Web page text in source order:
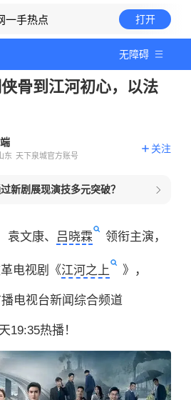
一手热点 打开
无障碍
骨到江河初心，以法
东 天下泉城官方账号
关注
新剧展现演技多元突破？
袁文康、 吕晓霖 领衔主演，
电视剧《江河之上 》，
电视台新闻综合频道
19:35热播！